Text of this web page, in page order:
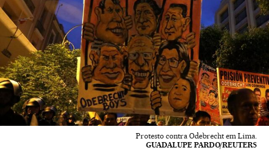
Protesto contra Odebrecht em Lima.
GUADALUPE PARDO/REUTERS